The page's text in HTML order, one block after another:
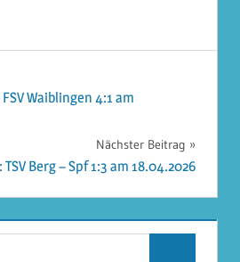
Waiblingen 4:1 am
Nächster Beitrag
Berg – Spf 1:3 am 18.04.2026